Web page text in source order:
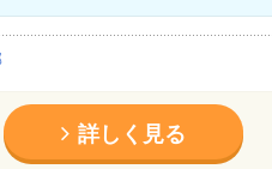
詳しく見る